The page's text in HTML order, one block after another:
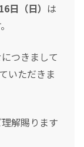
日（日） は
つきまして
いただきま
解賜ります